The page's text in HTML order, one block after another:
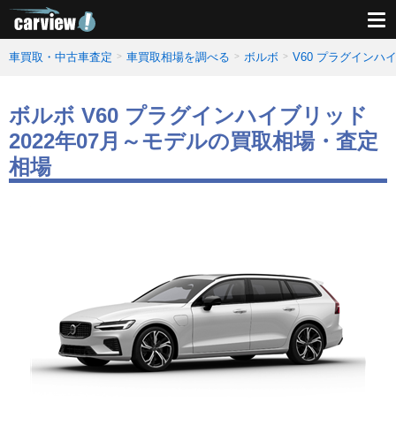
車買取・中古車査定 車買取相場を調べる ボルボ V60 プラグインハ
ボルボ V60 プラグインハイブリッド
2022年07月～モデルの買取相場・査定
相場